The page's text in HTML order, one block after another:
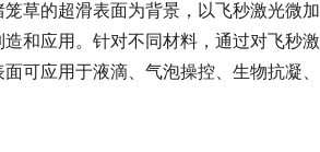
草的超滑表面为背景，以飞秒激光微加
和应用。针对不同材料，通过对飞秒激
可应用于液滴、气泡操控、生物抗凝、